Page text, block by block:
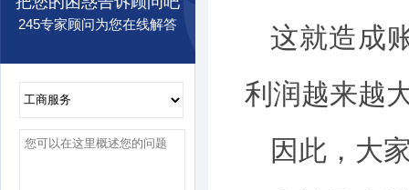
245专家顾问为您在线解答
这就造成
利润越来越
因此，大